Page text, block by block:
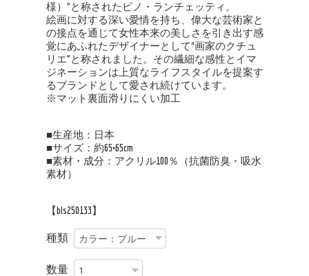
様）”と称されたピノ・ランチェッティ。
絵画に対する深い愛情を持ち、偉大な芸術家と
の接点を通じて女性本来の美しさを引き出す感
覚にあふれたデザイナーとして“画家のクチュ
リエ”と称されました。その繊細な感性とイマ
ジネーションは上質なライフスタイルを提案す
るブランドとして愛され続けています。
※マット裏面滑りにくい加工
■生産地：日本
■サイズ：約65×65cm
■素材・成分：アクリル100％（抗菌防臭・吸水
素材）
【bls250133】
種類
数量